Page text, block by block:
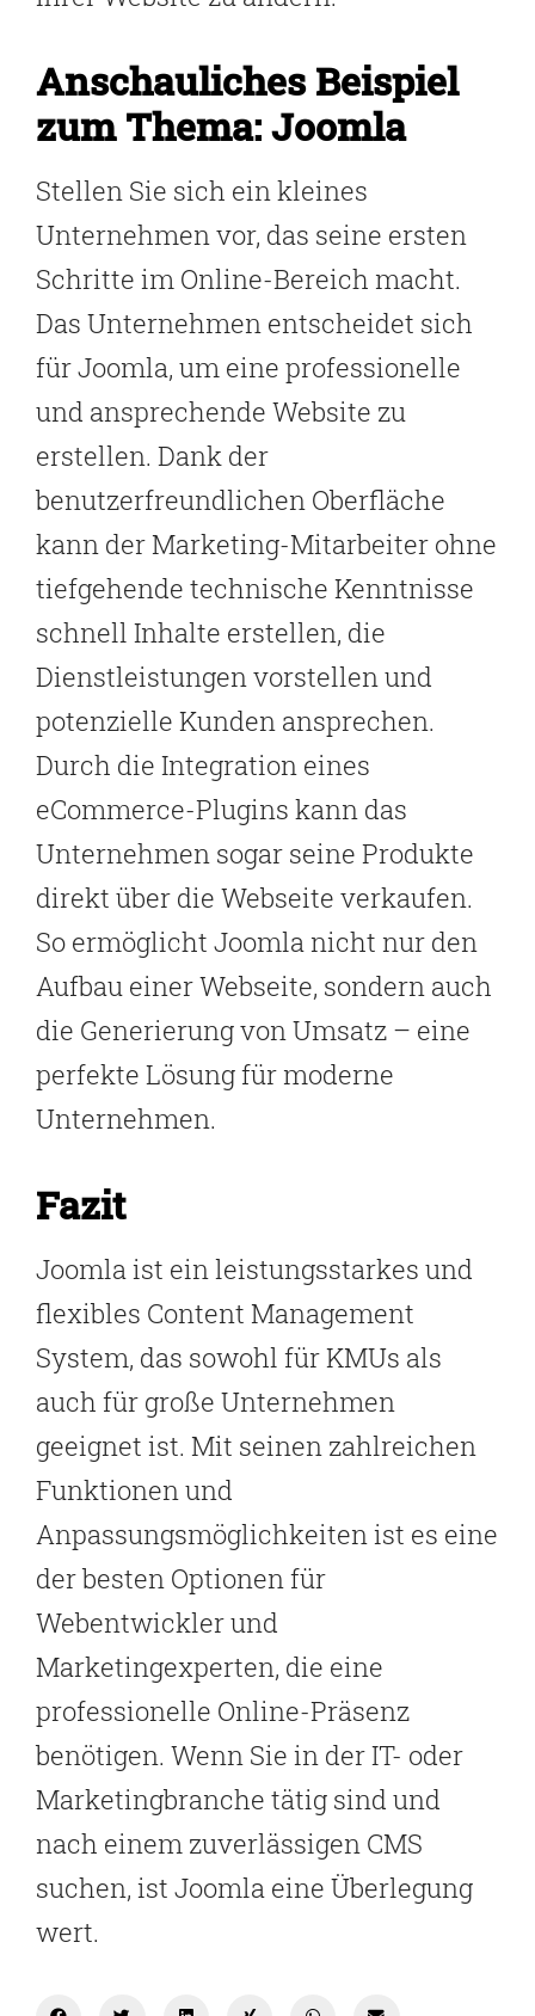
Anschauliches Beispiel
zum Thema: Joomla
Stellen Sie sich ein kleines
Unternehmen vor, das seine ersten
Schritte im Online-Bereich macht.
Das Unternehmen entscheidet sich
für Joomla, um eine professionelle
und ansprechende Website zu
erstellen. Dank der
benutzerfreundlichen Oberfläche
kann der Marketing-Mitarbeiter ohne
tiefgehende technische Kenntnisse
schnell Inhalte erstellen, die
Dienstleistungen vorstellen und
potenzielle Kunden ansprechen.
Durch die Integration eines
eCommerce-Plugins kann das
Unternehmen sogar seine Produkte
direkt über die Webseite verkaufen.
So ermöglicht Joomla nicht nur den
Aufbau einer Webseite, sondern auch
die Generierung von Umsatz – eine
perfekte Lösung für moderne
Unternehmen.
Fazit
Joomla ist ein leistungsstarkes und
flexibles Content Management
System, das sowohl für KMUs als
auch für große Unternehmen
geeignet ist. Mit seinen zahlreichen
Funktionen und
Anpassungsmöglichkeiten ist es eine
der besten Optionen für
Webentwickler und
Marketingexperten, die eine
professionelle Online-Präsenz
benötigen. Wenn Sie in der IT- oder
Marketingbranche tätig sind und
nach einem zuverlässigen CMS
suchen, ist Joomla eine Überlegung
wert.